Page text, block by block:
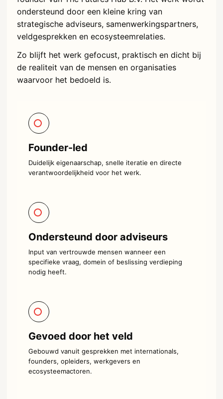
ondersteund door een kleine kring van
strategische adviseurs, samenwerkingspartners,
veldgesprekken en ecosysteemrelaties.
Zo blijft het werk gefocust, praktisch en dicht bij
de realiteit van de mensen en organisaties
waarvoor het bedoeld is.
Founder-led
Duidelijk eigenaarschap, snelle iteratie en directe
verantwoordelijkheid voor het werk.
Ondersteund door adviseurs
Input van vertrouwde mensen wanneer een
specifieke vraag, domein of beslissing verdieping
nodig heeft.
Gevoed door het veld
Gebouwd vanuit gesprekken met internationals,
founders, opleiders, werkgevers en
ecosysteemactoren.